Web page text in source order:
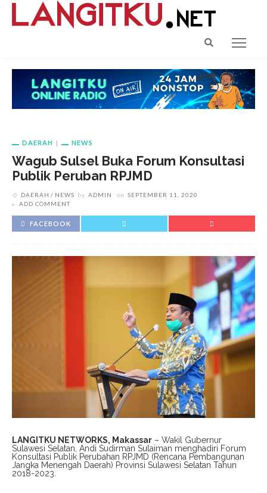
DAERAH NEWS
Wagub Sulsel Buka Forum Konsultasi
Publik Peruban RPJMD
DAERAH NEWS by ADMIN on SEPTEMBER 11, 2020
ADD COMMENT
FACEBOOK
LANGITKU NETWORKS, Makassar – Wakil Gubernur
Sulawesi Selatan, Andi Sudirman Sulaiman menghadiri Forum
Konsultasi Publik Perubahan RPJMD (Rencana Pembangunan
Jangka Menengah Daerah) Provinsi Sulawesi Selatan Tahun
2018-2023.